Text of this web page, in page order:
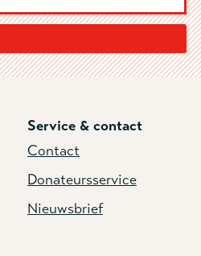
Service & contact
Contact
Donateursservice
Nieuwsbrief